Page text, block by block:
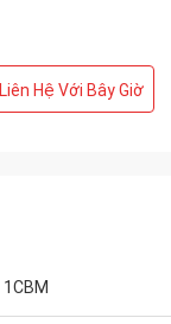
Liên Hệ Với Bây Giờ
1CBM